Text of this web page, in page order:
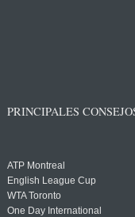
PRINCIPALES
ATP Montreal
English League Cup
WTA Toronto
One Day International